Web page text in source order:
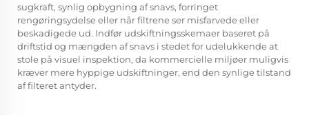
sugkraft, synlig opbygning af snavs, forringet
rengøringsydelse eller når filtrene ser misfarvede eller
beskadigede ud. Indfør udskiftningsskemaer baseret på
driftstid og mængden af snavs i stedet for udelukkende at
stole på visuel inspektion, da kommercielle miljøer muligvis
kræver mere hyppige udskiftninger, end den synlige tilstand
af filteret antyder.